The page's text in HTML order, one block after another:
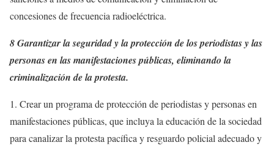
concesiones de frecuencia radioeléctrica.
8 Garantizar la seguridad y la protección de los periodistas y las
personas en las manifestaciones públicas, eliminando la
criminalización de la protesta.
1. Crear un programa de protección de periodistas y personas en
manifestaciones públicas, que incluya la educación de la sociedad
para canalizar la protesta pacífica y resguardo policial adecuado y